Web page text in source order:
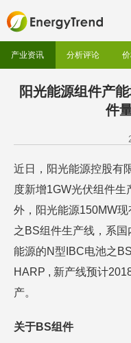
产业资讯 分析评论
阳光能源组件产
件
近日，阳光能源控股有
度新增1GW光伏组件
外，阳光能源150MW
之BS组件生产线，系
能源的N型IBC电池之
HARP , 新产线预计
产。
关于BS组件